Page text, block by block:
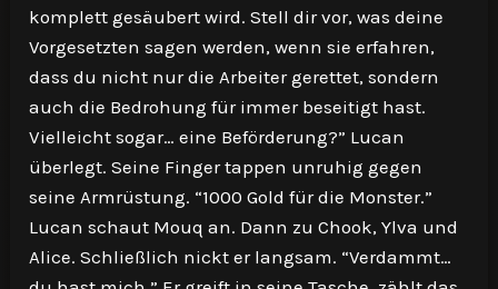
komplett gesäubert wird. Stell dir vor, was deine
Vorgesetzten sagen werden, wenn sie erfahren,
dass du nicht nur die Arbeiter gerettet, sondern
auch die Bedrohung für immer beseitigt hast.
Vielleicht sogar… eine Beförderung?” Lucan
überlegt. Seine Finger tappen unruhig gegen
seine Armrüstung. “1000 Gold für die Monster.”
Lucan schaut Mouq an. Dann zu Chook, Ylva und
Alice. Schließlich nickt er langsam. “Verdammt…